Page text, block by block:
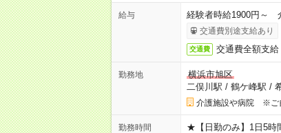
給与 経験者時給1900円～
交通費別途支給あり
交通費 交通費全額支給
勤務地
横浜市旭区
二俣川駅 / 鶴ケ峰駅 /
介護施設や病院 ※ご
勤務時間 ★【日勤のみ】1日5